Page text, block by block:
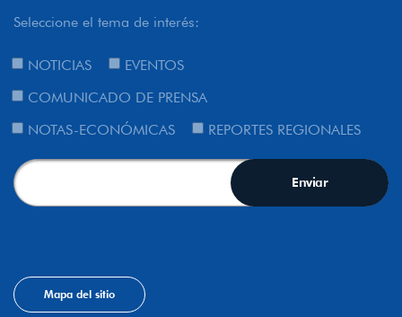
Seleccione el tema de interés:
NOTICIAS
EVENTOS
COMUNICADO DE PRENSA
NOTAS-ECONÓMICAS
REPORTES REGIONALES
Mapa del sitio